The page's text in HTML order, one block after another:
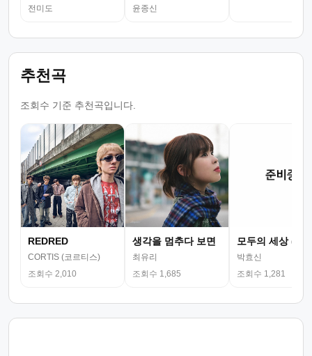
전미도 윤종신
추천곡
조회수 기준 추천곡입니다.
REDRED
CORTIS (코르티스)
조회수 2,010
생각을 멈추다 보면
최유리
조회수 1,685
모두의 세상 (뮤
박효신
조회수 1,281